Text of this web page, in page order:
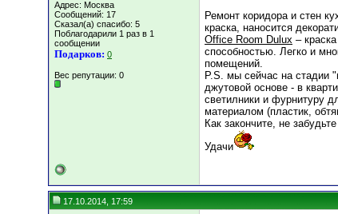
Адрес: Москва
Сообщений: 17
Сказал(а) спасибо: 5
Поблагодарили 1 раз в 1
сообщении
Подарков: 0
Вес репутации: 0
Ремонт коридора и стен
краска, наносится
Office Room Dulux –
способностью. Легко и
помещений.
P.S. мы сейчас на стадии
джутовой основе - в
светилники и фурнитуру
материалом (пластик,
Как закончите, не
Удачи
17.10.2014, 17:59